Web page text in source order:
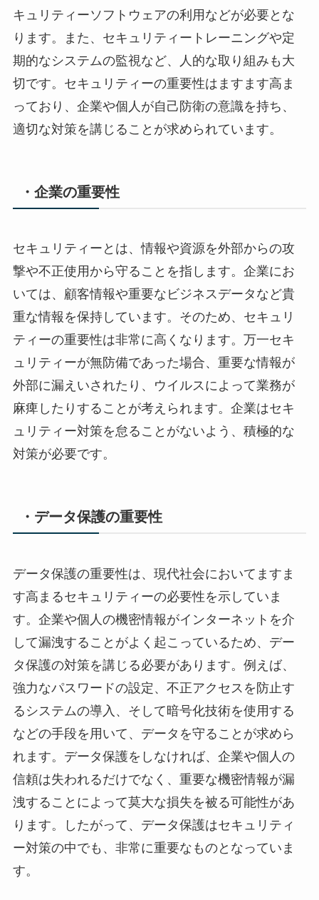
キュリティーソフトウェアの利用などが必要とな
ります。また、セキュリティートレーニングや定
期的なシステムの監視など、人的な取り組みも大
切です。セキュリティーの重要性はますます高ま
っており、企業や個人が自己防衛の意識を持ち、
適切な対策を講じることが求められています。
・企業の重要性
セキュリティーとは、情報や資源を外部からの攻
撃や不正使用から守ることを指します。企業にお
いては、顧客情報や重要なビジネスデータなど貴
重な情報を保持しています。そのため、セキュリ
ティーの重要性は非常に高くなります。万一セキ
ュリティーが無防備であった場合、重要な情報が
外部に漏えいされたり、ウイルスによって業務が
麻痺したりすることが考えられます。企業はセキ
ュリティー対策を怠ることがないよう、積極的な
対策が必要です。
・データ保護の重要性
データ保護の重要性は、現代社会においてますま
す高まるセキュリティーの必要性を示していま
す。企業や個人の機密情報がインターネットを介
して漏洩することがよく起こっているため、デー
タ保護の対策を講じる必要があります。例えば、
強力なパスワードの設定、不正アクセスを防止す
るシステムの導入、そして暗号化技術を使用する
などの手段を用いて、データを守ることが求めら
れます。データ保護をしなければ、企業や個人の
信頼は失われるだけでなく、重要な機密情報が漏
洩することによって莫大な損失を被る可能性があ
ります。したがって、データ保護はセキュリティ
ー対策の中でも、非常に重要なものとなっていま
す。